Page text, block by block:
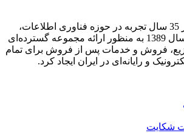
گروه فراسو با بیش از 35 سال تجربه در حوزه فناوری اطلاعات،
شرکت اسپیرو را در سال 1389 به منظور ارائه مجموعه گسترده‌ای
فروش و خدمات پس از فروش برای تمام
و رایانه‌ای در ایران ایجاد کرد.
شکایت